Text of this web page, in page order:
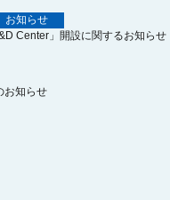
お知らせ
Center」開設に関するお知らせ
お知らせ